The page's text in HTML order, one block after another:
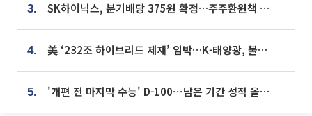
3. SK하이닉스, 분기배당 375원 확정…주주환원책 9월로 앞당겨 발표
4. 美 ‘232조 하이브리드 제재’ 임박…K-태양광, 불확실성 털고 날개 다나
5. '개편 전 마지막 수능' D-100⋯남은 기간 성적 올릴 전략은